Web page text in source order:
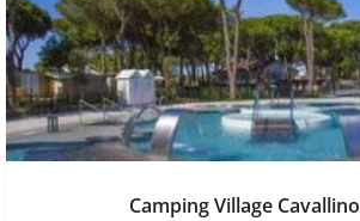
Camping Village Cavallino